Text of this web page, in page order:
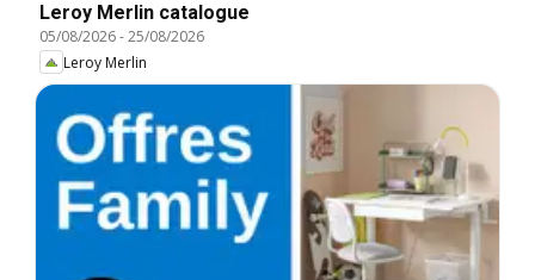
Leroy Merlin catalogue
05/08/2026-25/08/2026
Leroy Merlin